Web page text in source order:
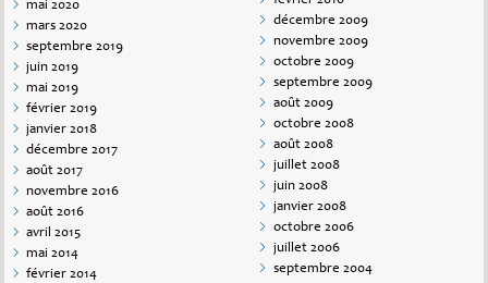
mai 2020
mars 2020
septembre 2019
juin 2019
mai 2019
février 2019
janvier 2018
décembre 2017
août 2017
novembre 2016
août 2016
avril 2015
mai 2014
février 2014
décembre 2009
novembre 2009
octobre 2009
septembre 2009
août 2009
octobre 2008
août 2008
juillet 2008
juin 2008
janvier 2008
octobre 2006
juillet 2006
septembre 2004